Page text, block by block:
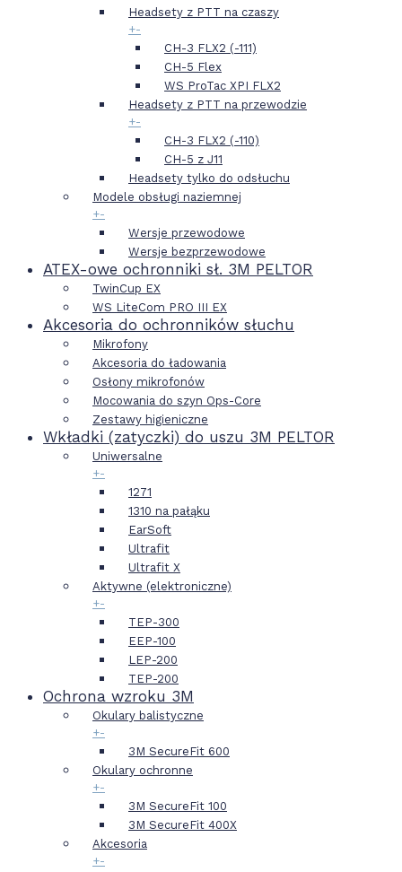
Headsety z PTT na czaszy
+-
CH-3 FLX2 (-111)
CH-5 Flex
WS ProTac XPI FLX2
Headsety z PTT na przewodzie
+-
CH-3 FLX2 (-110)
CH-5 z J11
Headsety tylko do odsłuchu
Modele obsługi naziemnej
+-
Wersje przewodowe
Wersje bezprzewodowe
ATEX-owe ochronniki sł. 3M PELTOR
TwinCup EX
WS LiteCom PRO III EX
Akcesoria do ochronników słuchu
Mikrofony
Akcesoria do ładowania
Osłony mikrofonów
Mocowania do szyn Ops-Core
Zestawy higieniczne
Wkładki (zatyczki) do uszu 3M PELTOR
Uniwersalne
+-
1271
1310 na pałąku
EarSoft
Ultrafit
Ultrafit X
Aktywne (elektroniczne)
+-
TEP-300
EEP-100
LEP-200
TEP-200
Ochrona wzroku 3M
Okulary balistyczne
+-
3M SecureFit 600
Okulary ochronne
+-
3M SecureFit 100
3M SecureFit 400X
Akcesoria
+-